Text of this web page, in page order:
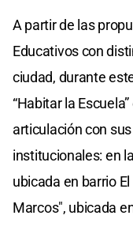
A partir de las
Educativos con
ciudad, durante
“Habitar la
articulación con
institucionales: en
ubicada en barrio El
Marcos", ubicada